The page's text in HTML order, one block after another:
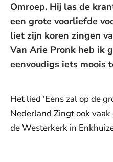
Omroep. Hij las de
een grote voorliefde
liet zijn koren zingen
Van Arie Pronk heb ik
eenvoudigs iets moois
Het lied 'Eens zal op de
Nederland Zingt ook
de Westerkerk in
De weergave van